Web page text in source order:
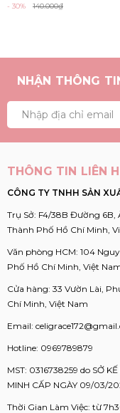
- 30% 140.000₫
NHẬN THÔNG
THÔNG TIN LIÊN
CÔNG TY TNHH SẢN
Trụ Sở: F4/38B Đường 6B,
Thành Phố Hồ Chí Minh,
Văn phòng HCM: 104
Phố Hồ Chí Minh, Việt
Cửa hàng: 33 Vườn Lài,
Chí Minh, Việt Nam
Email:
Hotline: 0969789879
MST: 0316738259 do SỞ
MINH CẤP NGÀY 09/03/
Thời Gian Làm Việc: từ